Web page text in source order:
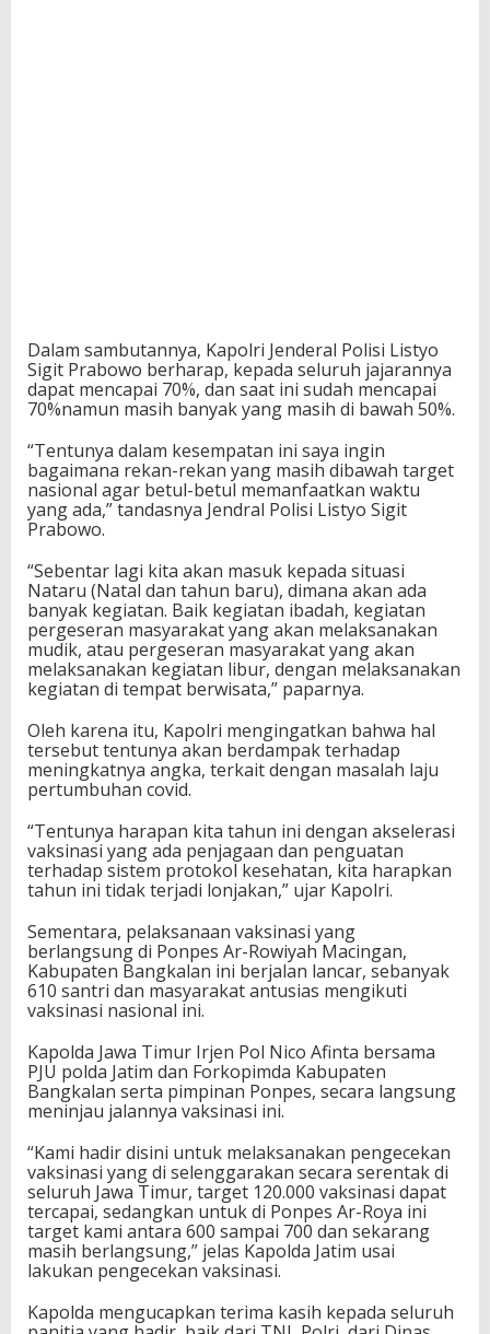
Dalam sambutannya, Kapolri Jenderal Polisi Listyo
Sigit Prabowo berharap, kepada seluruh jajarannya
dapat mencapai 70%, dan saat ini sudah mencapai
70%namun masih banyak yang masih di bawah 50%.
“Tentunya dalam kesempatan ini saya ingin
bagaimana rekan-rekan yang masih dibawah target
nasional agar betul-betul memanfaatkan waktu
yang ada,” tandasnya Jendral Polisi Listyo Sigit
Prabowo.
“Sebentar lagi kita akan masuk kepada situasi
Nataru (Natal dan tahun baru), dimana akan ada
banyak kegiatan. Baik kegiatan ibadah, kegiatan
pergeseran masyarakat yang akan melaksanakan
mudik, atau pergeseran masyarakat yang akan
melaksanakan kegiatan libur, dengan melaksanakan
kegiatan di tempat berwisata,” paparnya.
Oleh karena itu, Kapolri mengingatkan bahwa hal
tersebut tentunya akan berdampak terhadap
meningkatnya angka, terkait dengan masalah laju
pertumbuhan covid.
“Tentunya harapan kita tahun ini dengan akselerasi
vaksinasi yang ada penjagaan dan penguatan
terhadap sistem protokol kesehatan, kita harapkan
tahun ini tidak terjadi lonjakan,” ujar Kapolri.
Sementara, pelaksanaan vaksinasi yang
berlangsung di Ponpes Ar-Rowiyah Macingan,
Kabupaten Bangkalan ini berjalan lancar, sebanyak
610 santri dan masyarakat antusias mengikuti
vaksinasi nasional ini.
Kapolda Jawa Timur Irjen Pol Nico Afinta bersama
PJU polda Jatim dan Forkopimda Kabupaten
Bangkalan serta pimpinan Ponpes, secara langsung
meninjau jalannya vaksinasi ini.
“Kami hadir disini untuk melaksanakan pengecekan
vaksinasi yang di selenggarakan secara serentak di
seluruh Jawa Timur, target 120.000 vaksinasi dapat
tercapai, sedangkan untuk di Ponpes Ar-Roya ini
target kami antara 600 sampai 700 dan sekarang
masih berlangsung,” jelas Kapolda Jatim usai
lakukan pengecekan vaksinasi.
Kapolda mengucapkan terima kasih kepada seluruh